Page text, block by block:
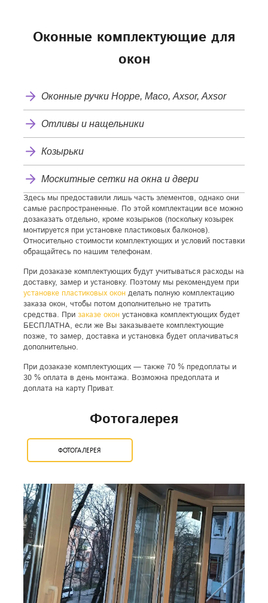
Оконные комплектующие для
окон
Оконные ручки Hoppe, Maco, Axsor, Axsor
Отливы и нащельники
Козырьки
Москитные сетки на окна и двери
Здесь мы предоставили лишь часть элементов, однако они
самые распространенные. По этой комплектации все можно
дозаказать отдельно, кроме козырьков (поскольку козырек
монтируется при установке пластиковых балконов).
Относительно стоимости комплектующих и условий поставки
обращайтесь по нашим телефонам.
При дозаказе комплектующих будут учитываться расходы на
доставку, замер и установку. Поэтому мы рекомендуем при
установке пластиковых окон делать полную комплектацию
заказа окон, чтобы потом дополнительно не тратить
средства. При заказе окон установка комплектующих будет
БЕСПЛАТНА, если же Вы заказываете комплектующие
позже, то замер, доставка и установка будет оплачиваться
дополнительно.
При дозаказе комплектующих — также 70 % предоплаты и
30 % оплата в день монтажа. Возможна предоплата и
доплата на карту Приват.
Фотогалерея
ФОТОГАЛЕРЕЯ